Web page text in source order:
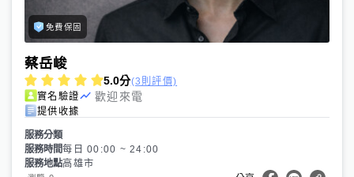
免費保固
蔡岳峻
5.0分(3則評價)
實名驗證
歡迎來電
提供收據
服務分類
服務時間每日 00:00 ~ 24:00
服務地點高雄市